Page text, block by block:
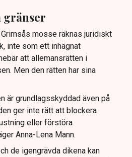
gränser
mosse räknas juridiskt
inte som ett inhägnat
att allemansrätten i
Men den rätten har sina
är grundlagsskyddad även på
ger inte rätt att blockera
eller förstöra
Anna-Lena Mann.
de igengrävda dikena kan